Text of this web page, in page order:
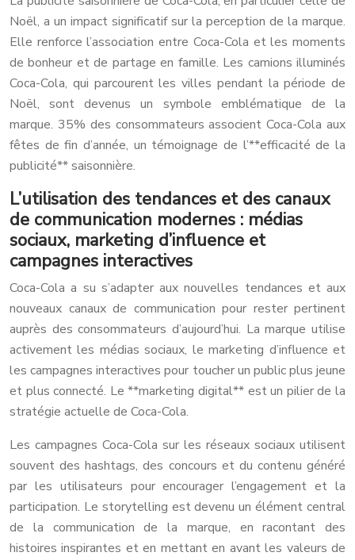
Noël, a un impact significatif sur la perception de la marque.
Elle renforce l’association entre Coca-Cola et les moments
de bonheur et de partage en famille. Les camions illuminés
Coca-Cola, qui parcourent les villes pendant la période de
Noël, sont devenus un symbole emblématique de la
marque. 35% des consommateurs associent Coca-Cola aux
fêtes de fin d’année, un témoignage de l’**efficacité de la
publicité** saisonnière.
L’utilisation des tendances et des canaux
de communication modernes : médias
sociaux, marketing d’influence et
campagnes interactives
Coca-Cola a su s’adapter aux nouvelles tendances et aux
nouveaux canaux de communication pour rester pertinent
auprès des consommateurs d’aujourd’hui. La marque utilise
activement les médias sociaux, le marketing d’influence et
les campagnes interactives pour toucher un public plus jeune
et plus connecté. Le **marketing digital** est un pilier de la
stratégie actuelle de Coca-Cola.
Les campagnes Coca-Cola sur les réseaux sociaux utilisent
souvent des hashtags, des concours et du contenu généré
par les utilisateurs pour encourager l’engagement et la
participation. Le storytelling est devenu un élément central
de la communication de la marque, en racontant des
histoires inspirantes et en mettant en avant les valeurs de